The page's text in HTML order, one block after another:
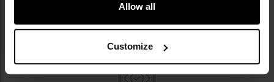
Allow all
Customize
регулювання під шиєю